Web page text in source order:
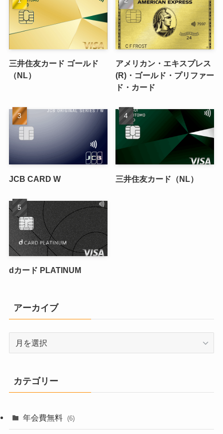
三井住友カード ゴールド
（NL）
アメリカン・エキスプレス
(R)・ゴールド・プリファー
ド・カード
JCB CARD W 三井住友カード（NL）
dカード PLATINUM
アーカイブ
ブ
カテゴリー
年会費無料 (6)